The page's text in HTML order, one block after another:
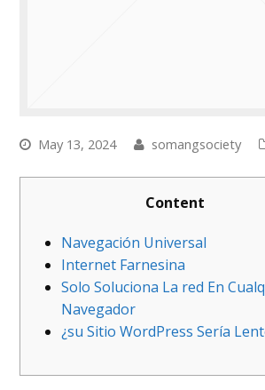
May 13, 2024 somangsociety
Content
Navegación Universal
Internet Farnesina
Solo Soluciona La red En
Navegador
¿su Sitio WordPress Serí­a